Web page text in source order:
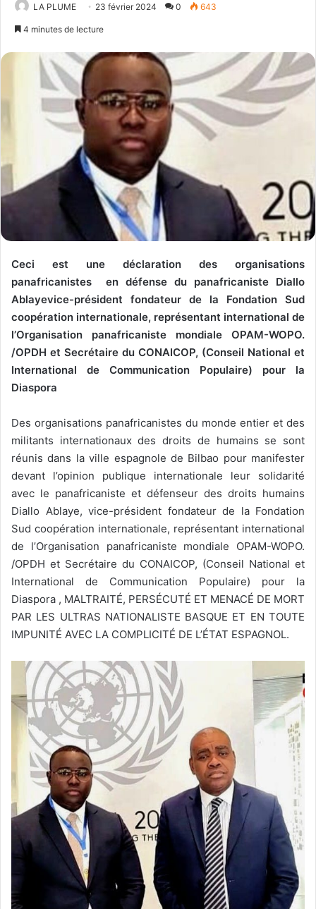
LA PLUME 23 février 2024 0 643
4 minutes de lecture
Ceci est une déclaration des organisations
panafricanistes en défense du panafricaniste Diallo
Ablayevice-président fondateur de la Fondation Sud
coopération internationale, représentant international de
l’Organisation panafricaniste mondiale OPAM-WOPO.
/OPDH et Secrétaire du CONAICOP, (Conseil National et
International de Communication Populaire) pour la
Diaspora
Des organisations panafricanistes du monde entier et des
militants internationaux des droits de humains se sont
réunis dans la ville espagnole de Bilbao pour manifester
devant l’opinion publique internationale leur solidarité
avec le panafricaniste et défenseur des droits humains
Diallo Ablaye, vice-président fondateur de la Fondation
Sud coopération internationale, représentant international
de l’Organisation panafricaniste mondiale OPAM-WOPO.
/OPDH et Secrétaire du CONAICOP, (Conseil National et
International de Communication Populaire) pour la
Diaspora , MALTRAITÉ, PERSÉCUTÉ ET MENACÉ DE MORT
PAR LES ULTRAS NATIONALISTE BASQUE ET EN TOUTE
IMPUNITÉ AVEC LA COMPLICITÉ DE L’ÉTAT ESPAGNOL.